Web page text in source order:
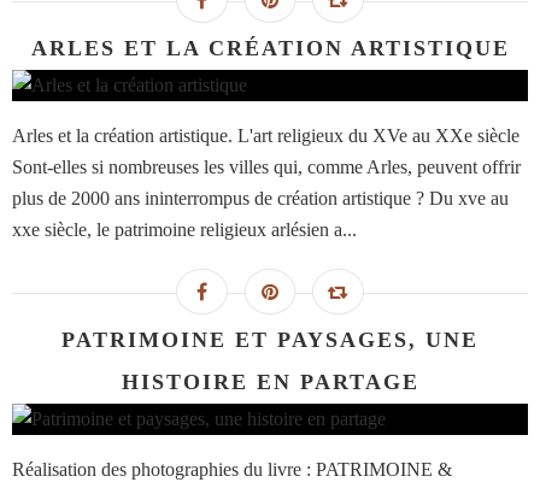
ARLES ET LA CRÉATION ARTISTIQUE
Arles et la création artistique. L'art religieux du XVe au XXe siècle
Sont-elles si nombreuses les villes qui, comme Arles, peuvent offrir
plus de 2000 ans ininterrompus de création artistique ? Du xve au
xxe siècle, le patrimoine religieux arlésien a...
PATRIMOINE ET PAYSAGES, UNE
HISTOIRE EN PARTAGE
Réalisation des photographies du livre : PATRIMOINE &